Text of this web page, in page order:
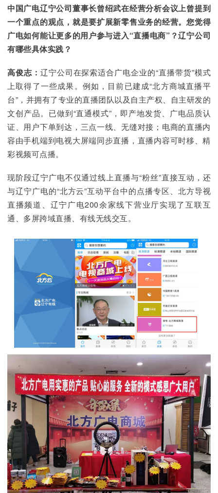
中国广电辽宁公司董事长曾绍武在经营分析会议上曾提到
一个重点的观点，就是要扩展新零售业务的经营。您觉得
广电如何能让更多的用户参与进入“直播电商”？辽宁公司
有哪些具体实践？
高俊志： 辽宁公司在探索适合广电企业的“直播带货”模式
上取得了一些成果。例如，目前已建成“北方商城直播平
台”，并拥有了专业的直播团队以及自主产权、自主研发的
文创产品。已做到“直通模式”，即产地发货、广电品质认
证、用户下单到达，三点一线、无缝对接；电商的直播内
容由手机端到电视大屏端同步直播，直播内容可时移、精
彩视频可点播。
现阶段辽宁广电不仅通过线上直播与“粉丝”直接互动，还
与辽宁广电的“北方云”互动平台中的点播专区、北方导视
直播频道、辽宁广电200余家线下营业厅实现了互联互
通、多屏跨域直播、有线无线交互。